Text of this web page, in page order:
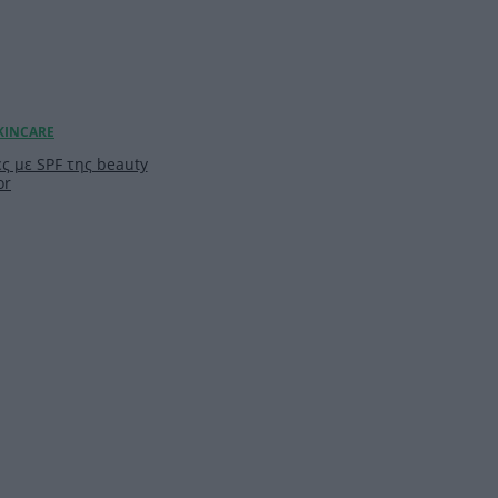
με SPF της beauty